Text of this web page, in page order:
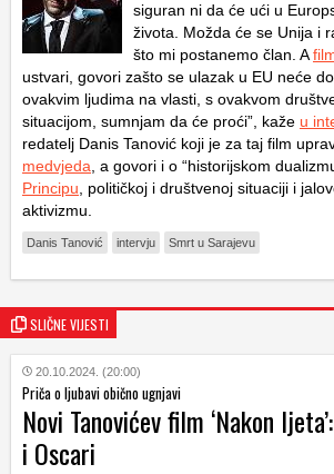
siguran ni da će ući u
života. Možda će se Unija i
što mi postanemo član. A
ustvari, govori zašto se ulazak u EU neće
ovakvim ljudima na vlasti, s ovakvom
situacijom, sumnjam da će proći”, kaže u
redatelj Danis Tanović koji je za taj film
medvjeda , a govori i o “historijskom
Principu , političkoj i društvenoj situaciji i
aktivizmu.
Danis Tanović intervju Smrt u Sarajevu
SLIČNE VIJESTI
20.10.2024. (20:00)
Priča o ljubavi obično ugnjavi
Novi Tanovićev film ‘Nakon
i Oscari